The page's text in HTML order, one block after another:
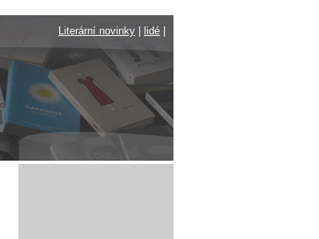
Literární novinky
lidé